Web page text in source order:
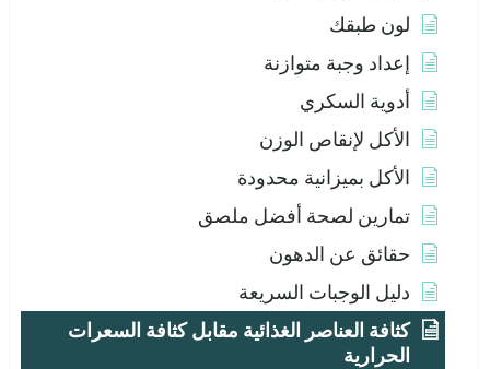
لون طبقك
إعداد وجبة متوازنة
أدوية السكري
الأكل لإنقاص الوزن
الأكل بميزانية محدودة
تمارين لصحة أفضل ملصق
حقائق عن الدهون
دليل الوجبات السريعة
كثافة العناصر الغذائية مقابل كثافة السعرات
الحرارية